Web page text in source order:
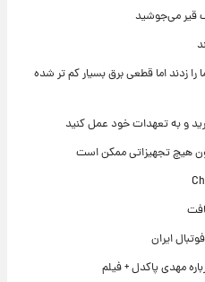
قیر می‌جوشید
را زدند اما قطعی برق بسیار کم تر شده
و به تعهدات خود عمل کنید
هیچ تجهیزاتی ممکن است
ایران
مهدی پاکدل + فیلم